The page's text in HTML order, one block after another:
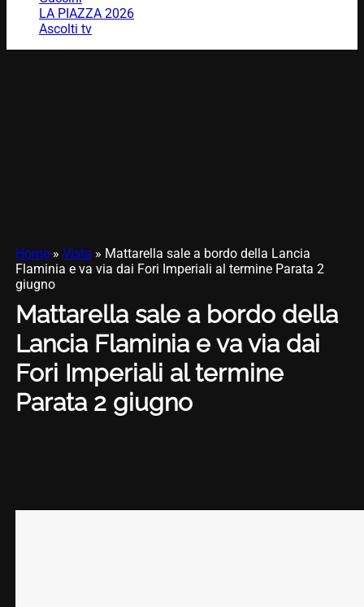
LA PIAZZA 2026
Ascolti tv
Home» Vista » Mattarella sale a bordo della Lancia
Flaminia e va via dai Fori Imperiali al termine Parata 2
giugno
Mattarella sale a bordo della
Lancia Flaminia e va via dai
Fori Imperiali al termine
Parata 2 giugno